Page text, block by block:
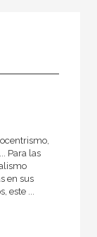
Para las
en sus
este ...